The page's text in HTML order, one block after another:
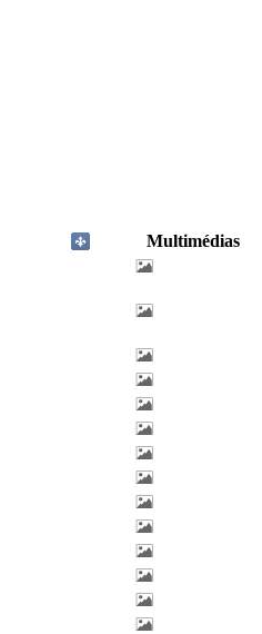
Multimédias